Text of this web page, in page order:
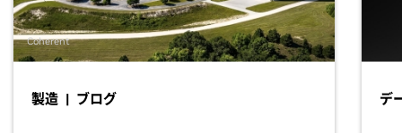
Coherent
製造 | ブログ デ